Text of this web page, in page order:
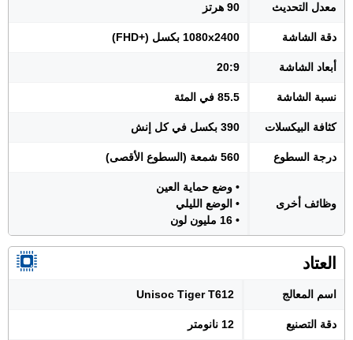
معدل التحديث 90 هرتز
دقة الشاشة 1080x2400 بكسل (+FHD)
أبعاد الشاشة 20:9
نسبة الشاشة 85.5 في المئة
كثافة البيكسلات 390 بكسل في كل إنش
درجة السطوع 560 شمعة (السطوع الأقصى)
وظائف أخرى
• وضع حماية العين
• الوضع الليلي
• 16 مليون لون
العتاد
اسم المعالج Unisoc Tiger T612
دقة التصنيع 12 نانومتر